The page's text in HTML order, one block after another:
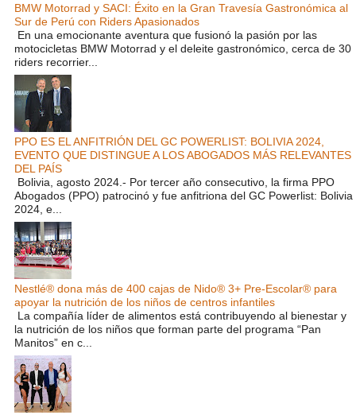
BMW Motorrad y SACI: Éxito en la Gran Travesía Gastronómica al
Sur de Perú con Riders Apasionados
En una emocionante aventura que fusionó la pasión por las
motocicletas BMW Motorrad y el deleite gastronómico, cerca de 30
riders recorrier...
PPO ES EL ANFITRIÓN DEL GC POWERLIST: BOLIVIA 2024,
EVENTO QUE DISTINGUE A LOS ABOGADOS MÁS RELEVANTES
DEL PAÍS
Bolivia, agosto 2024.- Por tercer año consecutivo, la firma PPO
Abogados (PPO) patrocinó y fue anfitriona del GC Powerlist: Bolivia
2024, e...
Nestlé® dona más de 400 cajas de Nido® 3+ Pre-Escolar® para
apoyar la nutrición de los niños de centros infantiles
La compañía líder de alimentos está contribuyendo al bienestar y
la nutrición de los niños que forman parte del programa “Pan
Manitos” en c...